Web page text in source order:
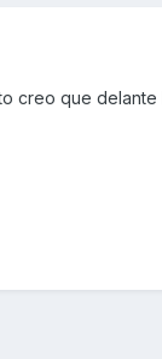
creo que